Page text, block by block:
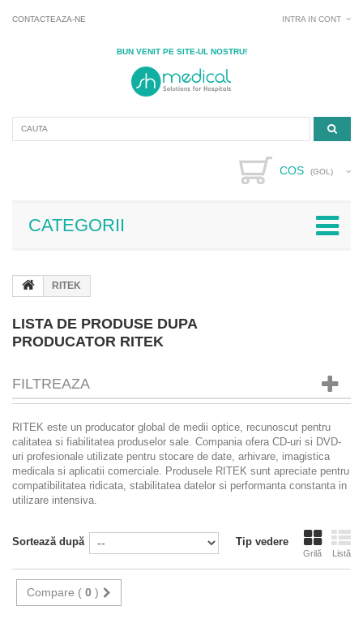
CONTACTEAZA-NE INTRA IN CONT
BUN VENIT PE SITE-UL NOSTRU!
COS (GOL)
CATEGORII
RITEK
LISTA DE PRODUSE DUPA
PRODUCATOR RITEK
FILTREAZA
RITEK este un producator global de medii optice, recunoscut pentru
calitatea si fiabilitatea produselor sale. Compania ofera CD-uri si DVD-
uri profesionale utilizate pentru stocare de date, arhivare, imagistica
medicala si aplicatii comerciale. Produsele RITEK sunt apreciate pentru
compatibilitatea ridicata, stabilitatea datelor si performanta constanta in
utilizare intensiva.
Tip vedere
Grilă Listă
Sortează după
Compare ( 0 )